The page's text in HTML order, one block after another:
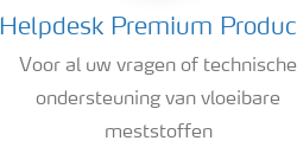
Helpdesk Premium
Voor al uw vragen of technische
ondersteuning van vloeibare
meststoffen